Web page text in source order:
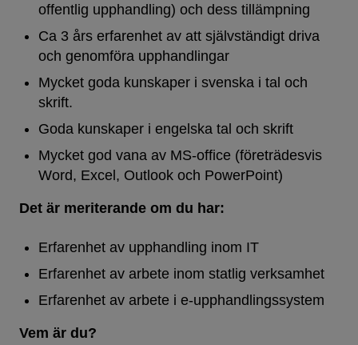
offentlig upphandling) och dess tillämpning
Ca 3 års erfarenhet av att självständigt driva
och genomföra upphandlingar
Mycket goda kunskaper i svenska i tal och
skrift.
Goda kunskaper i engelska tal och skrift
Mycket god vana av MS-office (företrädesvis
Word, Excel, Outlook och PowerPoint)
Det är meriterande om du har:
Erfarenhet av upphandling inom IT
Erfarenhet av arbete inom statlig verksamhet
Erfarenhet av arbete i e-upphandlingssystem
Vem är du?